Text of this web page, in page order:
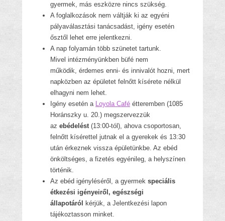
gyermek, más eszközre nincs szükség.
A foglalkozások nem váltják ki az egyéni
pályaválasztási tanácsadást, igény esetén
ősztől lehet erre jelentkezni.
A nap folyamán több szünetet tartunk.
Mivel intézményünkben büfé nem
működik, érdemes enni- és innivalót hozni, mert
napközben az épületet felnőtt kísérete nélkül
elhagyni nem lehet.
Igény esetén a Loyola Café étteremben (1085
Horánszky u. 20.) megszervezzük
az ebédelést (13:00-tól), ahova csoportosan,
felnőtt kísérettel jutnak el a gyerekek és 13:30
után érkeznek vissza épületünkbe. Az ebéd
önköltséges, a fizetés egyénileg, a helyszínen
történik.
Az ebéd igényléséről, a gyermek speciális
étkezési igényeiről, egészségi
állapotáról
kérjük, a Jelentkezési lapon
tájékoztasson minket.